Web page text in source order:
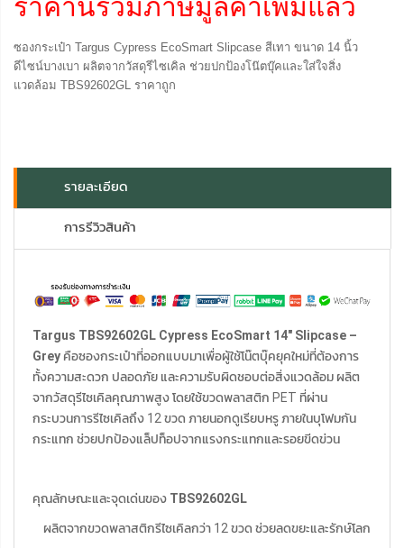
ราคานี้รวมภาษีมูลค่าเพิ่มแล้ว
ซองกระเป๋า Targus Cypress EcoSmart Slipcase สีเทา ขนาด 14 นิ้ว
ดีไซน์บางเบา ผลิตจากวัสดุรีไซเคิล ช่วยปกป้องโน๊ตบุ๊คและใส่ใจสิ่ง
แวดล้อม TBS92602GL ราคาถูก
รายละเอียด
การรีวิวสินค้า
Targus TBS92602GL Cypress EcoSmart 14" Slipcase –
Grey คือซองกระเป๋าที่ออกแบบมาเพื่อผู้ใช้โน๊ตบุ๊คยุคใหม่ที่ต้องการ
ทั้งความสะดวก ปลอดภัย และความรับผิดชอบต่อสิ่งแวดล้อม ผลิต
จากวัสดุรีไซเคิลคุณภาพสูง โดยใช้ขวดพลาสติก PET ที่ผ่าน
กระบวนการรีไซเคิลถึง 12 ขวด ภายนอกดูเรียบหรู ภายในบุโฟมกัน
กระแทก ช่วยปกป้องแล็ปท็อปจากแรงกระแทกและรอยขีดข่วน
คุณลักษณะและจุดเด่นของ TBS92602GL
ผลิตจากขวดพลาสติกรีไซเคิลกว่า 12 ขวด ช่วยลดขยะและรักษ์โลก